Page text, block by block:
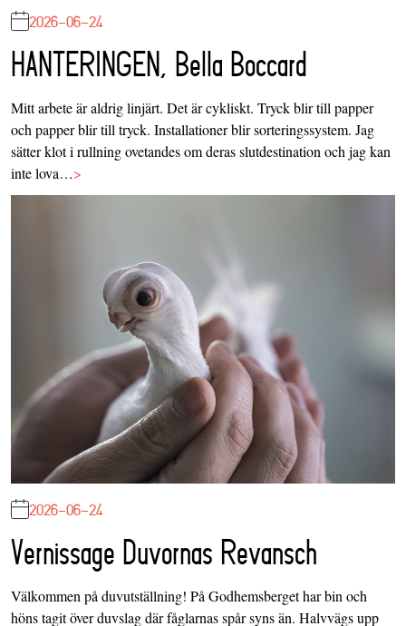
2026-06-24
HANTERINGEN, Bella Boccard
Mitt arbete är aldrig linjärt. Det är cykliskt. Tryck blir till papper
och papper blir till tryck. Installationer blir sorteringssystem. Jag
sätter klot i rullning ovetandes om deras slutdestination och jag kan
inte lova…>
2026-06-24
Vernissage Duvornas Revansch
Välkommen på duvutställning! På Godhemsberget har bin och
höns tagit över duvslag där fåglarnas spår syns än. Halvvägs upp